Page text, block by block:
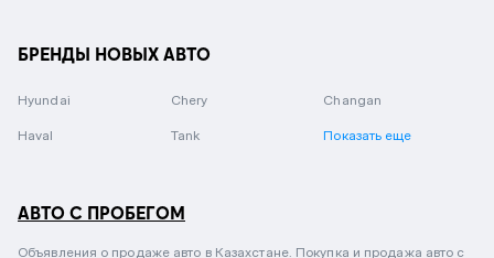
БРЕНДЫ НОВЫХ АВТО
Hyundai Chery Changan
Haval Tank Показать еще
АВТО С ПРОБЕГОМ
Объявления о продаже авто в Казахстане. Покупка и продажа авто с